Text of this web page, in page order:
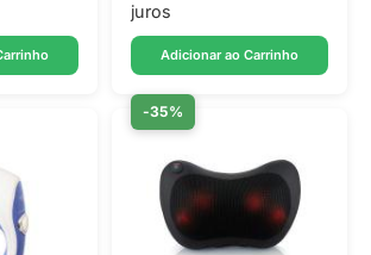
juros
Adicionar ao Carrinho
-35%